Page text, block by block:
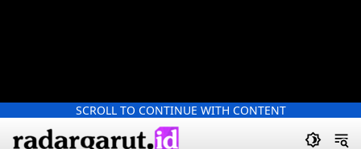
SCROLL TO CONTINUE WITH CONTENT